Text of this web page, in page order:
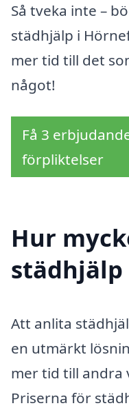
Så tveka inte –
städhjälp i
mer tid till det
något!
Få 3
förpliktelser
Hur
städhjälp
Att anlita
en utmärkt
mer tid till andra
Priserna för